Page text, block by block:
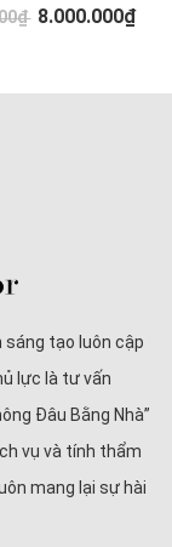
8.000.000₫
sáng tạo luôn cập
lực là tư vấn
Đâu Bằng Nhà”
vụ và tính thẩm
mang lại sự hài